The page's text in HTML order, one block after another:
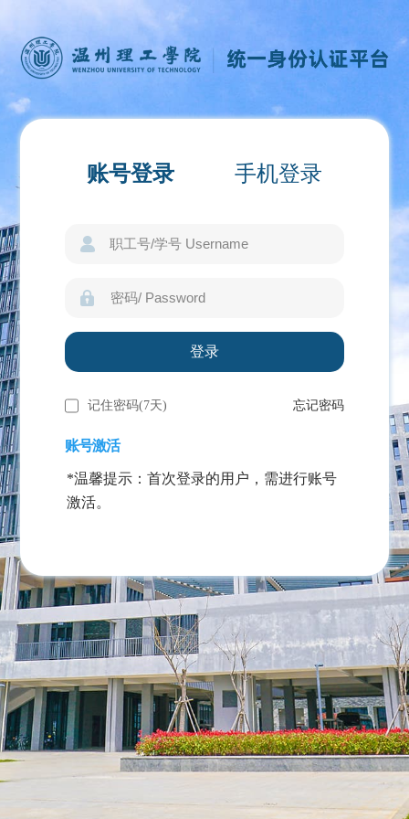
账号登录 手机登录
记住密码(7天) 忘记密码
账号激活
*温馨提示：首次登录的用户，需进行账号
激活。